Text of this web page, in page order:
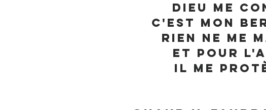
Dieu me
C'est mon
Rien ne me
Et pour
Il me